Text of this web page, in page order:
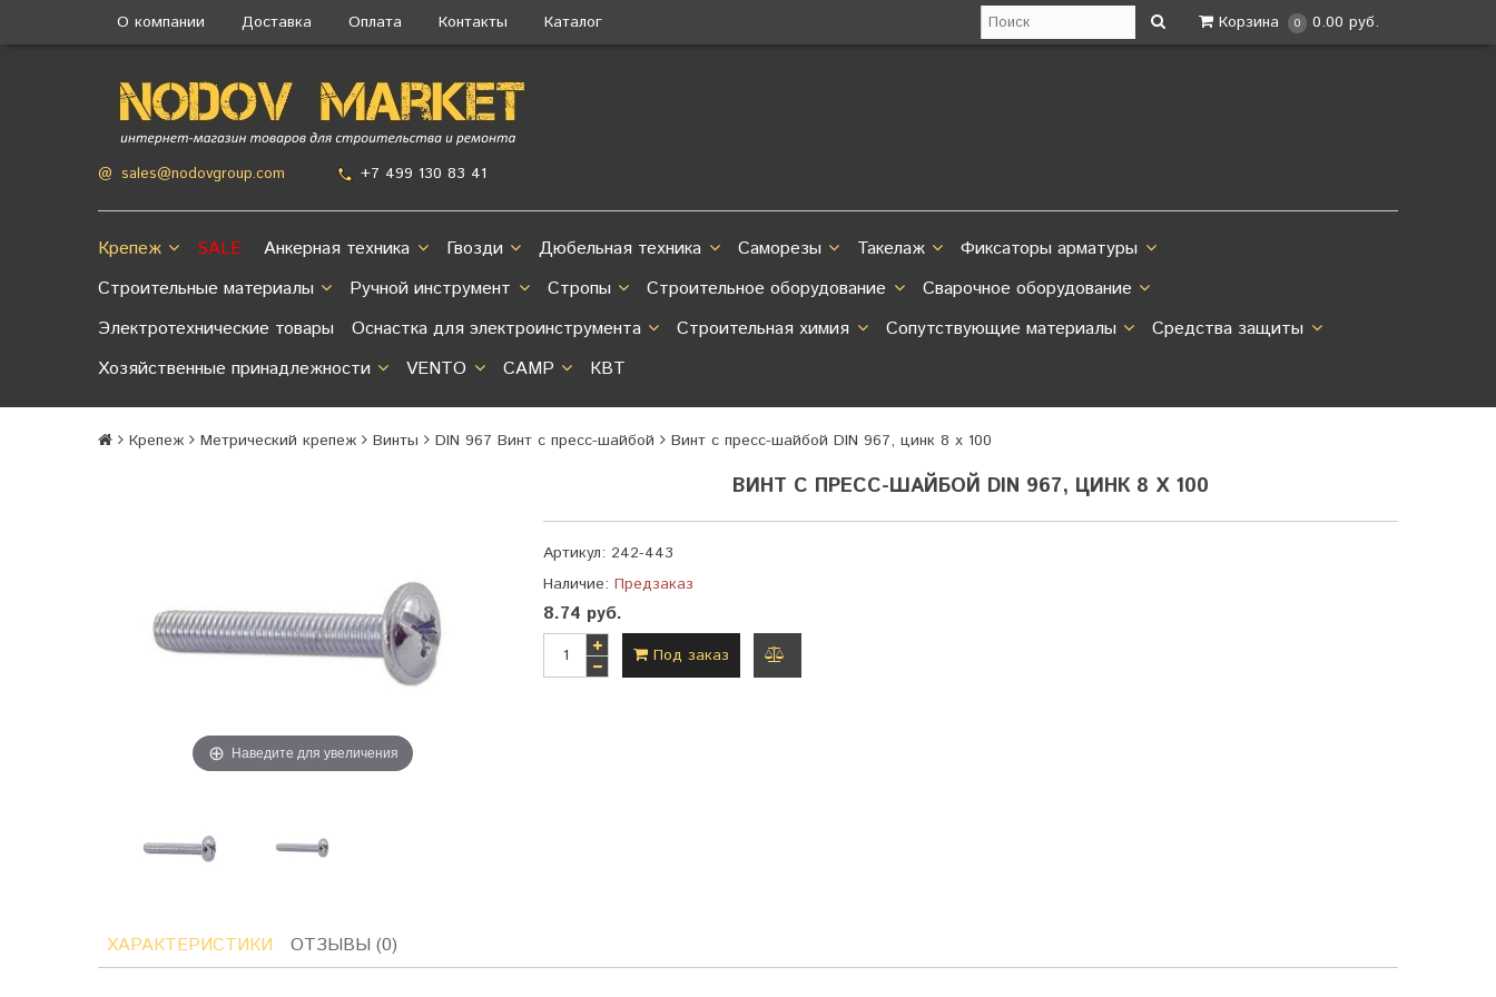
О компании Доставка Оплата Контакты Каталог Корзина 0 0.00 руб.
@ sales@nodovgroup.com +7 499 130 83 41
Крепеж SALE Анкерная техника Гвозди Дюбельная техника Саморезы Такелаж
Фиксаторы арматуры
Строительные материалы
Ручной инструмент Стропы Строительное оборудование
Сварочное оборудование
Электротехнические товары
Оснастка для электроинструмента Строительная химия Сопутствующие материалы
Средства защиты
Хозяйственные принадлежности
VENTO CAMP КВТ
Крепеж Метрический крепеж Винты DIN 967 Винт с пресс-шайбой Винт с пресс-шайбой DIN 967, цинк 8 х 100
Наведите для увеличения
ВИНТ С ПРЕСС-ШАЙБОЙ DIN 967, ЦИНК 8 Х 100
Артикул: 242-443
Наличие: Предзаказ
8.74 руб.
Под заказ
ХАРАКТЕРИСТИКИ ОТЗЫВЫ (0)